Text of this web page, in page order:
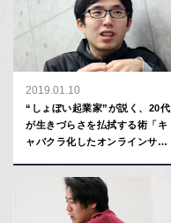
2019.01.10
“しょぼい起業家”が説く、20代
が生きづらさを払拭する術「キ
ャバクラ化したオンラインサロ
子分になれ」